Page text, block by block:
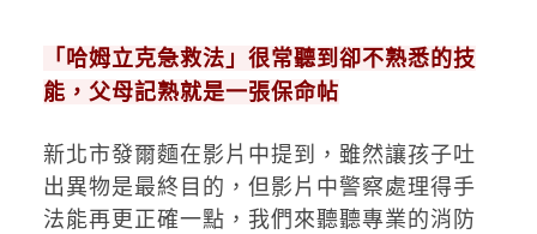
「哈姆立克急救法」很常聽到卻不熟悉的技
能，父母記熟就是一張保命帖
新北市發爾麵在影片中提到，雖然讓孩子吐
出異物是最終目的，但影片中警察處理得手
法能再更正確一點，我們來聽聽專業的消防